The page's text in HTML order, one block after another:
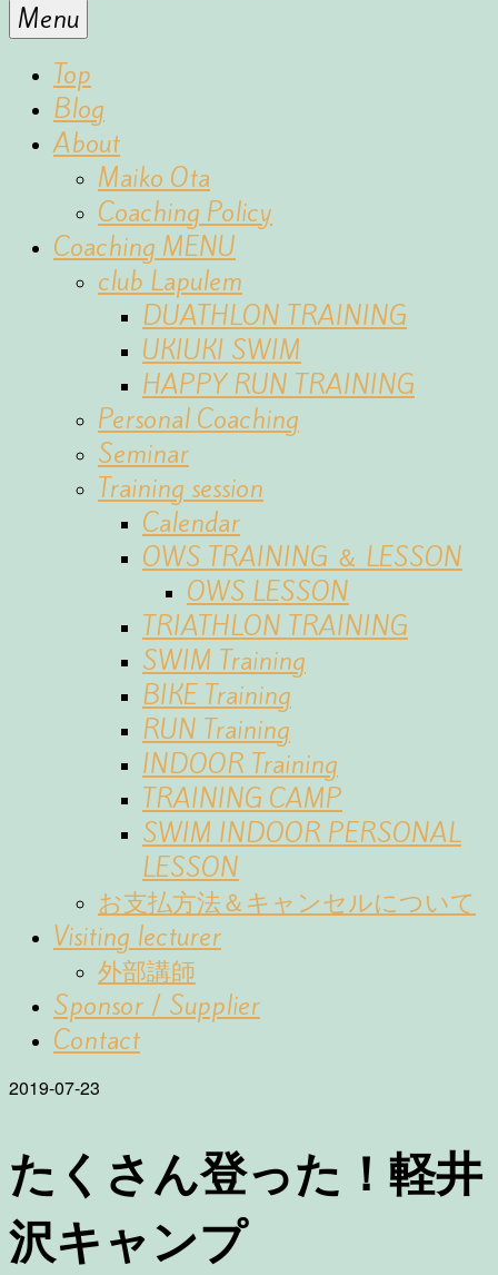
for
the
sports
Menu
Top
Blog
About
Maiko Ota
Coaching Policy
Coaching MENU
club Lapulem
DUATHLON TRAINING
UKIUKI SWIM
HAPPY RUN TRAINING
Personal Coaching
Seminar
Training session
Calendar
OWS TRAINING ＆ LESSON
OWS LESSON
TRIATHLON TRAINING
SWIM Training
BIKE Training
RUN Training
INDOOR Training
TRAINING CAMP
SWIM INDOOR PERSONAL
LESSON
お支払方法＆キャンセルについて
Visiting lecturer
外部講師
Sponsor / Supplier
Contact
2019-07-23
たくさん登った！軽井
沢キャンプ